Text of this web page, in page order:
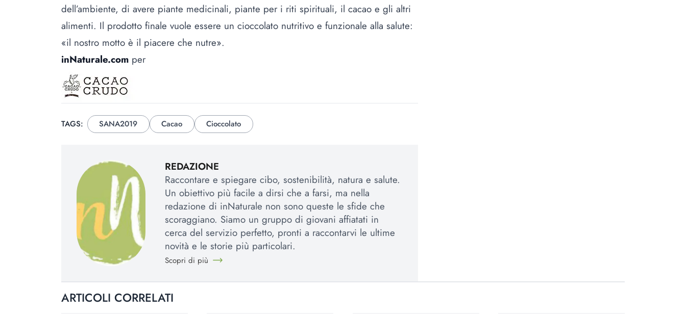
dell’ambiente, di avere piante medicinali, piante per i riti spirituali, il cacao e gli altri
alimenti. Il prodotto finale vuole essere un cioccolato nutritivo e funzionale alla salute:
«il nostro motto è il piacere che nutre».
inNaturale.com per
TAGS: SANA2019 Cacao Cioccolato
REDAZIONE
Raccontare e spiegare cibo, sostenibilità, natura e salute.
Un obiettivo più facile a dirsi che a farsi, ma nella
redazione di inNaturale non sono queste le sfide che
scoraggiano. Siamo un gruppo di giovani affiatati in
cerca del servizio perfetto, pronti a raccontarvi le ultime
novità e le storie più particolari.
Scopri di più
ARTICOLI CORRELATI